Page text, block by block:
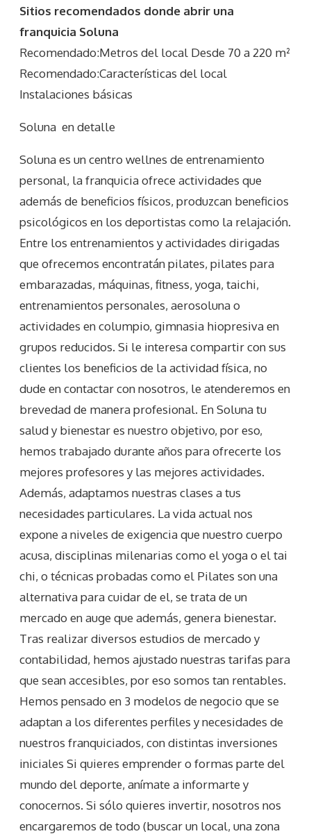
Sitios recomendados donde abrir una
franquicia Soluna
Recomendado:Metros del local Desde 70 a 220 m²
Recomendado:Características del local
Instalaciones básicas
Soluna en detalle
Soluna es un centro wellnes de entrenamiento
personal, la franquicia ofrece actividades que
además de beneficios físicos, produzcan beneficios
psicológicos en los deportistas como la relajación.
Entre los entrenamientos y actividades dirigadas
que ofrecemos encontratán pilates, pilates para
embarazadas, máquinas, fitness, yoga, taichi,
entrenamientos personales, aerosoluna o
actividades en columpio, gimnasia hiopresiva en
grupos reducidos. Si le interesa compartir con sus
clientes los beneficios de la actividad física, no
dude en contactar con nosotros, le atenderemos en
brevedad de manera profesional. En Soluna tu
salud y bienestar es nuestro objetivo, por eso,
hemos trabajado durante años para ofrecerte los
mejores profesores y las mejores actividades.
Además, adaptamos nuestras clases a tus
necesidades particulares. La vida actual nos
expone a niveles de exigencia que nuestro cuerpo
acusa, disciplinas milenarias como el yoga o el tai
chi, o técnicas probadas como el Pilates son una
alternativa para cuidar de el, se trata de un
mercado en auge que además, genera bienestar.
Tras realizar diversos estudios de mercado y
contabilidad, hemos ajustado nuestras tarifas para
que sean accesibles, por eso somos tan rentables.
Hemos pensado en 3 modelos de negocio que se
adaptan a los diferentes perfiles y necesidades de
nuestros franquiciados, con distintas inversiones
iniciales Si quieres emprender o formas parte del
mundo del deporte, anímate a informarte y
conocernos. Si sólo quieres invertir, nosotros nos
encargaremos de todo (buscar un local, una zona